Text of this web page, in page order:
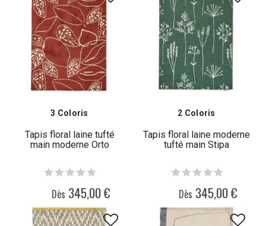
3 Coloris
Tapis floral laine tufté
main moderne Orto
Dès 345,00 €
2 Coloris
Tapis floral laine moderne
tufté main Stipa
Dès 345,00 €